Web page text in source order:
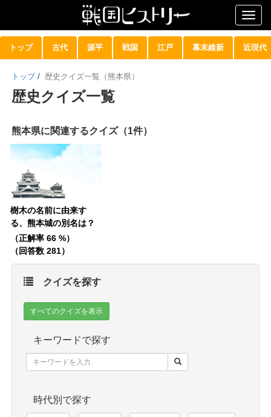
トップ 古代 源平 戦国 江戸 幕末維新 近現代
トップ / 歴史クイズ一覧（熊本県）
歴史クイズ一覧
熊本県に関連するクイズ（1件）
樹木の名前に由来す
る、熊本城の別名は？
（正解率 66 %）
（回答数 281）
クイズを探す
すべてのクイズを表示
キーワードで探す
時代別で探す